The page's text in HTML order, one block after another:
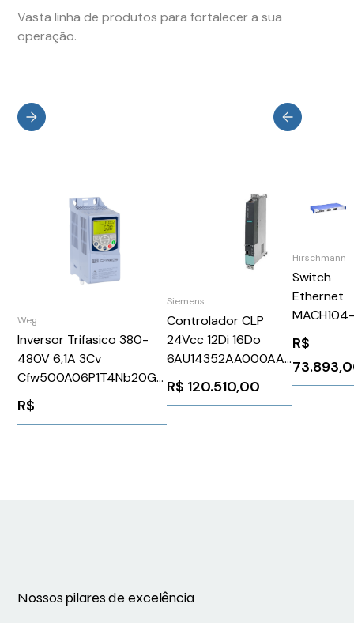
Vasta linha de produtos para fortalecer a sua
operação.
Weg
Inversor Trifasico 380-
480V 6,1A 3Cv
Cfw500A06P1T4Nb20G2
Cfw500A06P1T4Nb20G2
WEG Weg
R$
Siemens
Controlador CLP
24Vcc 12Di 16Do
6AU14352AA000AA0
Siemens 162229
R$ 120.510,00
Hirschmann
Switch
Ethernet
16TX-
R-L3P 942
026-002
R$
Nossos pilares de excelência